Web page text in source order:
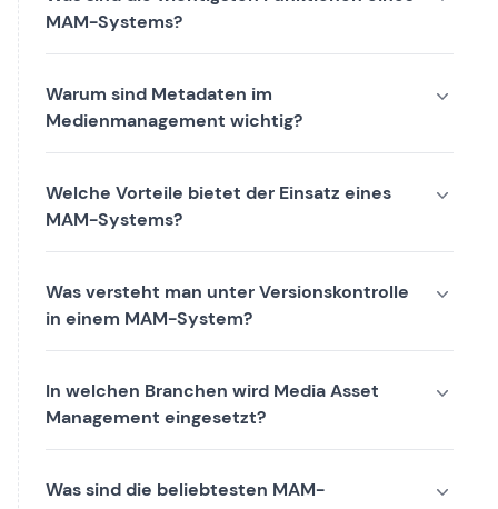
MAM-Systems?
Warum sind Metadaten im
Medienmanagement wichtig?
Welche Vorteile bietet der Einsatz eines
MAM-Systems?
Was versteht man unter Versionskontrolle
in einem MAM-System?
In welchen Branchen wird Media Asset
Management eingesetzt?
Was sind die beliebtesten MAM-